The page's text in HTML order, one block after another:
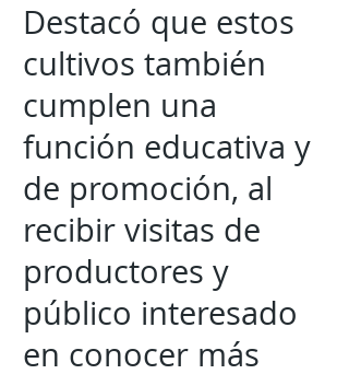
Destacó que estos
cultivos también
cumplen una
función educativa y
de promoción, al
recibir visitas de
productores y
público interesado
en conocer más